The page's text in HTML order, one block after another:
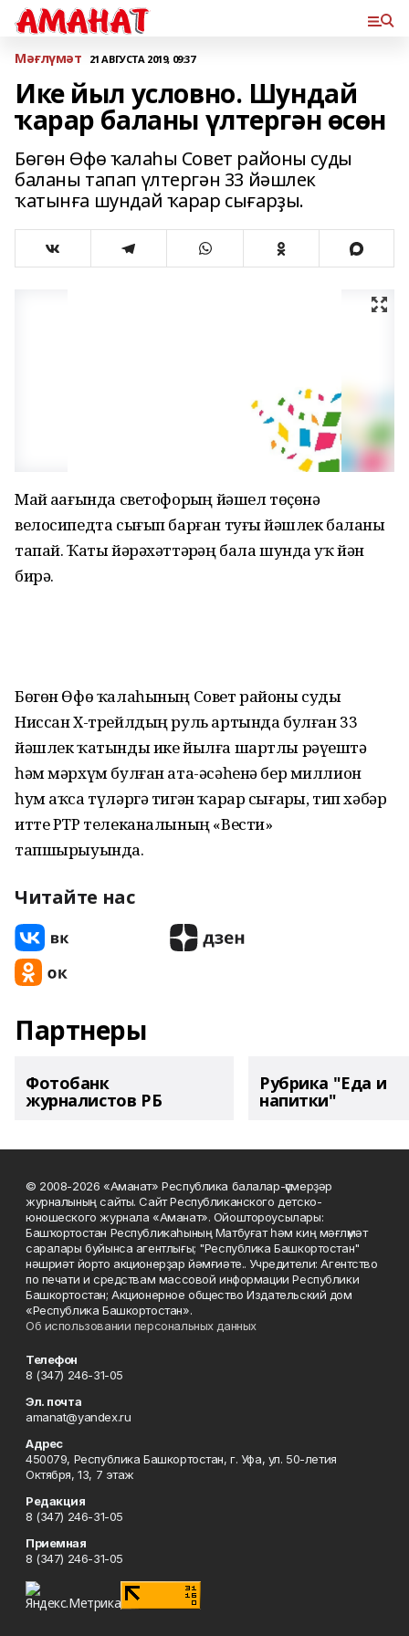
Мәғлүмәт 21 АВГУСТА 2019, 09:37
Ике йыл условно. Шундай
ҡарар баланы үлтергән өсөн
Бөгөн Өфө ҡалаһы Совет районы суды
баланы тапап үлтергән 33 йәшлек
ҡатынға шундай ҡарар сығарҙы.
Май аҙағында светофорҙың йәшел төҫөнә
велосипедта сығып барған туғыҙ йәшлек баланы
тапай. Ҡаты йәрәхәттәрҙәң бала шунда уҡ йән
бирә.
Бөгөн Өфө ҡалаһының Совет районы суды
Ниссан Х-трейлдың руль артында булған 33
йәшлек ҡатынды ике йылға шартлы рәүештә
һәм мәрхүм булған ата-әсәһенә бер миллион
һум аҡса түләргә тигән ҡарар сығарҙы, тип хәбәр
итте РТР телеканалының «Вести»
тапшырыуында.
Читайте нас
Партнеры
Фотобанк
журналистов РБ
Рубрика "Еда и
напитки"
© 2008-2026 «Аманат» Республика балалар-үҫмерҙәр
журналының сайты. Сайт Республиканского детско-
юношеского журнала «Аманат». Ойоштороусылары:
Башҡортостан Республикаһының Матбуғат һәм киң мәғлүмәт
саралары буйынса агентлығы; "Республика Башкортостан"
нәшриәт йорто акционерҙар йәмғиәте.. Учредители: Агентство
по печати и средствам массовой информации Республики
Башкортостан; Акционерное общество Издательский дом
«Республика Башкортостан».
Об использовании персональных данных
Телефон
8 (347) 246-31-05
Эл. почта
amanat@yandex.ru
Адрес
450079, Республика Башкортостан, г. Уфа, ул. 50-летия
Октября, 13, 7 этаж
Редакция
8 (347) 246-31-05
Приемная
8 (347) 246-31-05